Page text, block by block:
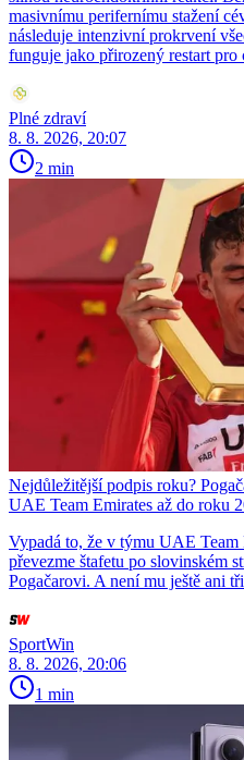
masivnímu perifernímu stažení
následuje intenzivní prokrvení
funguje jako přirozený restart
Plné zdraví
8. 8. 2026, 20:07
2 min
Nejdůležitější podpis roku?
UAE Team Emirates až do roku
Vypadá to, že v týmu UAE
převezme štafetu po slovinském
Pogačarovi. A není mu ještě ani
SportWin
8. 8. 2026, 20:06
1 min